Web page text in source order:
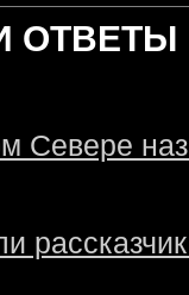
ОТВЕТЫ
Севере